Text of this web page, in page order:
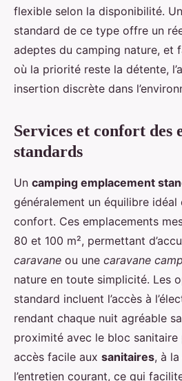
flexible selon la disponibilité.
standard de ce type offre un
adeptes du camping nature, et
où la priorité reste la détente,
insertion discrète dans
Services et confort des
standards
Un camping emplacement
généralement un équilibre
confort. Ces emplacements
80 et 100 m², permettant
caravane ou une caravane
nature en toute simplicité. Les
standard incluent l’accès à
rendant chaque nuit agréable
proximité avec le bloc sanitaire
accès facile aux sanitaires, à la
l’entretien courant, ce qui